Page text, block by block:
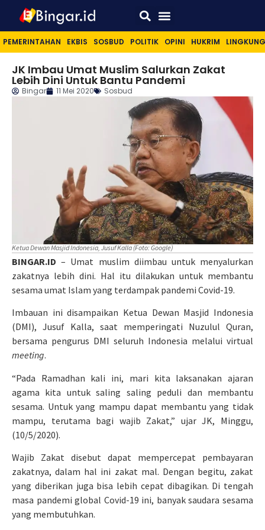
PEMERINTAHAN EKBIS SOSBUD POLITIK OPINI HUKRIM
JK Imbau Umat Muslim Salurkan Zakat
Lebih Dini Untuk Bantu Pandemi
Bingar 11 Mei 2020 Sosbud
Ketua Dewan Masjid Indonesia, Jusuf Kalla (Foto: Google)
BINGAR.ID – Umat muslim diimbau untuk menyalurkan
zakatnya lebih dini. Hal itu dilakukan untuk membantu
sesama umat Islam yang terdampak pandemi Covid-19.
Imbauan ini disampaikan Ketua Dewan Masjid Indonesia
(DMI), Jusuf Kalla, saat memperingati Nuzulul Quran,
bersama pengurus DMI seluruh Indonesia melalui virtual
meeting.
“Pada Ramadhan kali ini, mari kita laksanakan ajaran
agama kita untuk saling saling peduli dan membantu
sesama. Untuk yang mampu dapat membantu yang tidak
mampu, terutama bagi wajib Zakat,” ujar JK, Minggu,
(10/5/2020).
Wajib Zakat disebut dapat mempercepat pembayaran
zakatnya, dalam hal ini zakat mal. Dengan begitu, zakat
yang diberikan juga bisa lebih cepat dibagikan. Di tengah
masa pandemi global Covid-19 ini, banyak saudara sesama
yang membutuhkan.